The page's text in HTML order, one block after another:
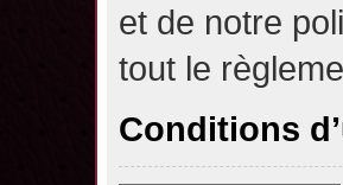
et de notre
tout le
Conditions